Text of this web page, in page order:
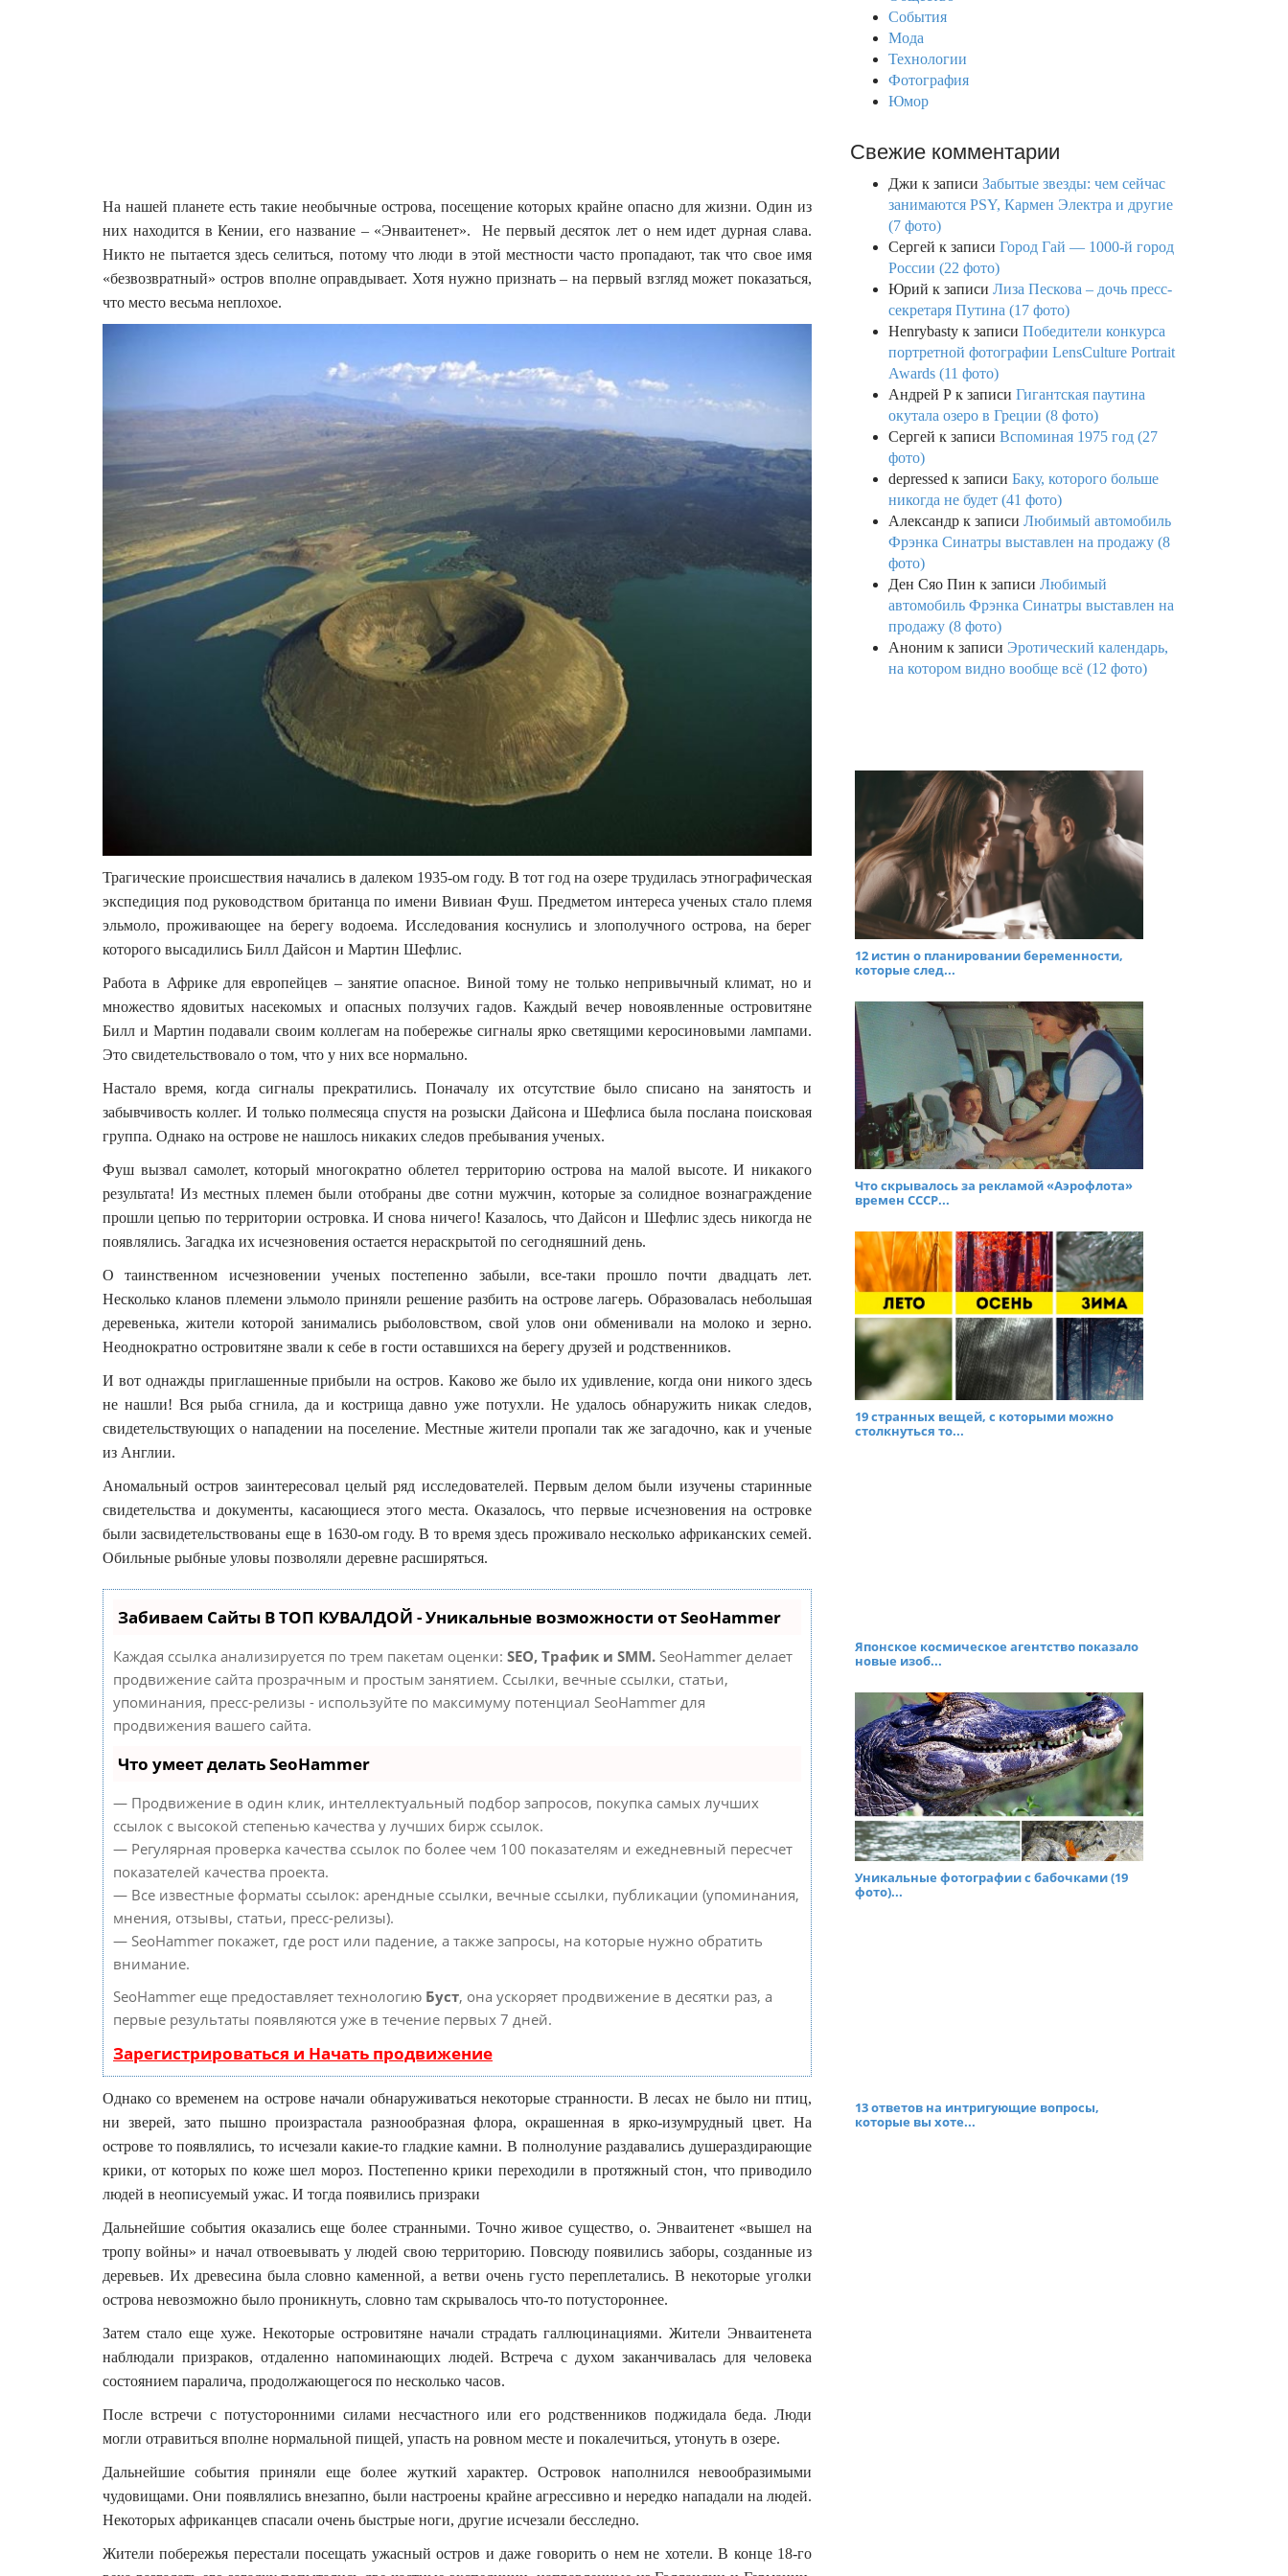
На нашей планете есть такие необычные острова, посещение которых крайне опасно для жизни. Один из
них находится в Кении, его название – «Энваитенет». Не первый десяток лет о нем идет дурная слава.
Никто не пытается здесь селиться, потому что люди в этой местности часто пропадают, так что свое имя
«безвозвратный» остров вполне оправдывает. Хотя нужно признать – на первый взгляд может показаться,
что место весьма неплохое.
Трагические происшествия начались в далеком 1935-ом году. В тот год на озере трудилась этнографическая
экспедиция под руководством британца по имени Вивиан Фуш. Предметом интереса ученых стало племя
эльмоло, проживающее на берегу водоема. Исследования коснулись и злополучного острова, на берег
которого высадились Билл Дайсон и Мартин Шефлис.
Работа в Африке для европейцев – занятие опасное. Виной тому не только непривычный климат, но и
множество ядовитых насекомых и опасных ползучих гадов. Каждый вечер новоявленные островитяне
Билл и Мартин подавали своим коллегам на побережье сигналы ярко светящими керосиновыми лампами.
Это свидетельствовало о том, что у них все нормально.
Настало время, когда сигналы прекратились. Поначалу их отсутствие было списано на занятость и
забывчивость коллег. И только полмесяца спустя на розыски Дайсона и Шефлиса была послана поисковая
группа. Однако на острове не нашлось никаких следов пребывания ученых.
Фуш вызвал самолет, который многократно облетел территорию острова на малой высоте. И никакого
результата! Из местных племен были отобраны две сотни мужчин, которые за солидное вознаграждение
прошли цепью по территории островка. И снова ничего! Казалось, что Дайсон и Шефлис здесь никогда не
появлялись. Загадка их исчезновения остается нераскрытой по сегодняшний день.
О таинственном исчезновении ученых постепенно забыли, все-таки прошло почти двадцать лет.
Несколько кланов племени эльмоло приняли решение разбить на острове лагерь. Образовалась небольшая
деревенька, жители которой занимались рыболовством, свой улов они обменивали на молоко и зерно.
Неоднократно островитяне звали к себе в гости оставшихся на берегу друзей и родственников.
И вот однажды приглашенные прибыли на остров. Каково же было их удивление, когда они никого здесь
не нашли! Вся рыба сгнила, да и кострища давно уже потухли. Не удалось обнаружить никак следов,
свидетельствующих о нападении на поселение. Местные жители пропали так же загадочно, как и ученые
из Англии.
Аномальный остров заинтересовал целый ряд исследователей. Первым делом были изучены старинные
свидетельства и документы, касающиеся этого места. Оказалось, что первые исчезновения на островке
были засвидетельствованы еще в 1630-ом году. В то время здесь проживало несколько африканских семей.
Обильные рыбные уловы позволяли деревне расширяться.
Забиваем Сайты В ТОП КУВАЛДОЙ - Уникальные возможности от SeoHammer
Каждая ссылка анализируется по трем пакетам оценки: SEO, Трафик и SMM. SeoHammer делает
продвижение сайта прозрачным и простым занятием. Ссылки, вечные ссылки, статьи,
упоминания, пресс-релизы - используйте по максимуму потенциал SeoHammer для
продвижения вашего сайта.
Что умеет делать SeoHammer
— Продвижение в один клик, интеллектуальный подбор запросов, покупка самых лучших
ссылок с высокой степенью качества у лучших бирж ссылок.
— Регулярная проверка качества ссылок по более чем 100 показателям и ежедневный пересчет
показателей качества проекта.
— Все известные форматы ссылок: арендные ссылки, вечные ссылки, публикации (упоминания,
мнения, отзывы, статьи, пресс-релизы).
— SeoHammer покажет, где рост или падение, а также запросы, на которые нужно обратить
внимание.
SeoHammer еще предоставляет технологию Буст, она ускоряет продвижение в десятки раз, а
первые результаты появляются уже в течение первых 7 дней.
Зарегистрироваться и Начать продвижение
Однако со временем на острове начали обнаруживаться некоторые странности. В лесах не было ни птиц,
ни зверей, зато пышно произрастала разнообразная флора, окрашенная в ярко-изумрудный цвет. На
острове то появлялись, то исчезали какие-то гладкие камни. В полнолуние раздавались душераздирающие
крики, от которых по коже шел мороз. Постепенно крики переходили в протяжный стон, что приводило
людей в неописуемый ужас. И тогда появились призраки
Дальнейшие события оказались еще более странными. Точно живое существо, о. Энваитенет «вышел на
тропу войны» и начал отвоевывать у людей свою территорию. Повсюду появились заборы, созданные из
деревьев. Их древесина была словно каменной, а ветви очень густо переплетались. В некоторые уголки
острова невозможно было проникнуть, словно там скрывалось что-то потустороннее.
Затем стало еще хуже. Некоторые островитяне начали страдать галлюцинациями. Жители Энваитенета
наблюдали призраков, отдаленно напоминающих людей. Встреча с духом заканчивалась для человека
состоянием паралича, продолжающегося по несколько часов.
После встречи с потусторонними силами несчастного или его родственников поджидала беда. Люди
могли отравиться вполне нормальной пищей, упасть на ровном месте и покалечиться, утонуть в озере.
Дальнейшие события приняли еще более жуткий характер. Островок наполнился невообразимыми
чудовищами. Они появлялись внезапно, были настроены крайне агрессивно и нередко нападали на людей.
Некоторых африканцев спасали очень быстрые ноги, другие исчезали бесследно.
Жители побережья перестали посещать ужасный остров и даже говорить о нем не хотели. В конце 18-го
События
Мода
Технологии
Фотография
Юмор
Свежие комментарии
Джи к записи Забытые звезды: чем сейчас
занимаются PSY, Кармен Электра и другие
(7 фото)
Сергей к записи Город Гай — 1000-й город
России (22 фото)
Юрий к записи Лиза Пескова – дочь пресс-
секретаря Путина (17 фото)
Henrybasty к записи Победители конкурса
портретной фотографии LensCulture Portrait
Awards (11 фото)
Андрей Р к записи Гигантская паутина
окутала озеро в Греции (8 фото)
Сергей к записи Вспоминая 1975 год (27
фото)
depressed к записи Баку, которого больше
никогда не будет (41 фото)
Александр к записи Любимый автомобиль
Фрэнка Синатры выставлен на продажу (8
фото)
Ден Сяо Пин к записи Любимый
автомобиль Фрэнка Синатры выставлен на
продажу (8 фото)
Аноним к записи Эротический календарь,
на котором видно вообще всё (12 фото)
12 истин о планировании беременности,
которые след...
Что скрывалось за рекламой «Аэрофлота»
времен СССР...
19 странных вещей, с которыми можно
столкнуться то...
Японское космическое агентство показало
новые изоб...
Уникальные фотографии с бабочками (19
фото)...
13 ответов на интригующие вопросы,
которые вы хоте...